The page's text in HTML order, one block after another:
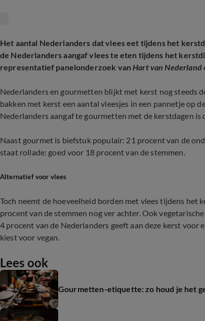
Het aantal Nederlanders dat vlees eet tijdens het
de Nederlanders aangaf vlees te eten tijdens het
representatief panelonderzoek vanHart van Nederland
Nederlanders en gourmetten blijkt met kerst nog steeds
bakken met kerst een aantal vleesjes in een pannetje op
Nederlanders aangaf te gourmetten met de kerstdagen
Naast gourmet is biefstuk populair: 21 procent van de
staat rollade: goed voor 18 procent van de stemmen.
Alternatief voor vlees
Toch neemt de hoeveelheid borden met vlees tijdens
procent van de stemmen nog ver achter. Ook
4 procent van de Nederlanders geeft aan deze kerst
kiest voor vegan.
Lees ook
Gourmetten-etiquette: zo houd je het